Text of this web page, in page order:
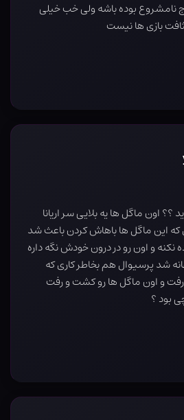
نامشروع بوده باشه ولی خب خیلی
بازی ها نیست
؟؟ اون ماگل ها یه بلایی سر اریانا
که این ماگل ها باهاش کردن باعث شد
نکنه و اون رو در درون خودش نگه داره
شد پرسیوال هم بخاطر کاری که
و اون ماگل ها رو کشت و رفت
بود ؟